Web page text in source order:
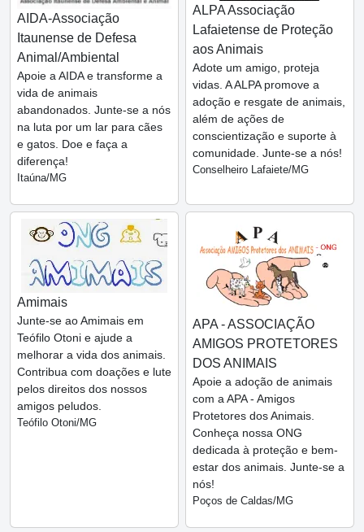
AIDA-Associação
Itaunense de Defesa
Animal/Ambiental
Apoie a AIDA e transforme a
vida de animais
abandonados. Junte-se a nós
na luta por um lar para cães
e gatos. Doe e faça a
diferença!
Itaúna/MG
ALPA Associação
Lafaietense de Proteção
aos Animais
Adote um amigo, proteja
vidas. A ALPA promove a
adoção e resgate de animais,
além de ações de
conscientização e suporte à
comunidade. Junte-se a nós!
Conselheiro Lafaiete/MG
Amimais
Junte-se ao Amimais em
Teófilo Otoni e ajude a
melhorar a vida dos animais.
Contribua com doações e lute
pelos direitos dos nossos
amigos peludos.
Teófilo Otoni/MG
APA - ASSOCIAÇÃO
AMIGOS PROTETORES
DOS ANIMAIS
Apoie a adoção de animais
com a APA - Amigos
Protetores dos Animais.
Conheça nossa ONG
dedicada à proteção e bem-
estar dos animais. Junte-se a
nós!
Poços de Caldas/MG